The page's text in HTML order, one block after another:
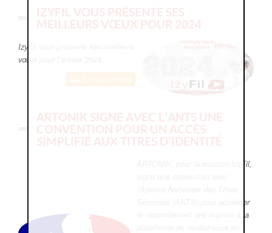
IZYFIL VOUS PRÉSENTE SES
MEILLEURS VŒUX POUR 2024
IzyFil vous présente ses meilleurs
vœux pour l’année 2024.
ARTONIK SIGNE AVEC L'ANTS UNE
CONVENTION POUR UN ACCÈS
SIMPLIFIÉ AUX TITRES D'IDENTITÉ
ARTONIK, pour la solution IzyFil,
Sécurisés (ANTS) pour accélérer
le raccordement des mairies à la